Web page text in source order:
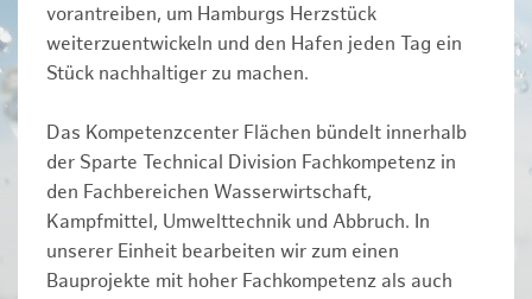
vorantreiben, um Hamburgs Herzstück
weiterzuentwickeln und den Hafen jeden Tag ein
Stück nachhaltiger zu machen.
Das Kompetenzcenter Flächen bündelt innerhalb
der Sparte Technical Division Fachkompetenz in
den Fachbereichen Wasserwirtschaft,
Kampfmittel, Umwelttechnik und Abbruch. In
unserer Einheit bearbeiten wir zum einen
Bauprojekte mit hoher Fachkompetenz als auch